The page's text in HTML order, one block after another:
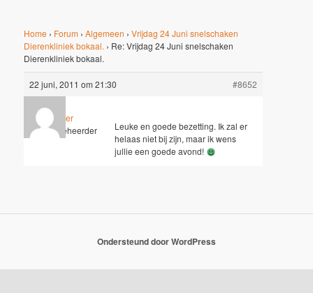
Home › Forum › Algemeen › Vrijdag 24 Juni snelschaken
Dierenkliniek bokaal. › Re: Vrijdag 24 Juni snelschaken
Dierenkliniek bokaal.
22 juni, 2011 om 21:30 #8652
Wouter
Sleutelbeheerder
Leuke en goede bezetting. Ik zal er
helaas niet bij zijn, maar ik wens
jullie een goede avond!
Ondersteund door WordPress